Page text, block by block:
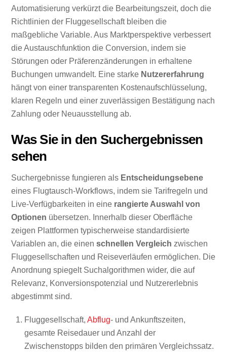
Automatisierung verkürzt die Bearbeitungszeit, doch die
Richtlinien der Fluggesellschaft bleiben die
maßgebliche Variable. Aus Marktperspektive verbessert
die Austauschfunktion die Conversion, indem sie
Störungen oder Präferenzänderungen in erhaltene
Buchungen umwandelt. Eine starke Nutzererfahrung
hängt von einer transparenten Kostenaufschlüsselung,
klaren Regeln und einer zuverlässigen Bestätigung nach
Zahlung oder Neuausstellung ab.
Was Sie in den Suchergebnissen
sehen
Suchergebnisse fungieren als Entscheidungsebene
eines Flugtausch-Workflows, indem sie Tarifregeln und
Live-Verfügbarkeiten in eine rangierte Auswahl von
Optionen übersetzen. Innerhalb dieser Oberfläche
zeigen Plattformen typischerweise standardisierte
Variablen an, die einenschnellen Vergleich zwischen
Fluggesellschaften und Reiseverläufen ermöglichen. Die
Anordnung spiegelt Suchalgorithmen wider, die auf
Relevanz, Konversionspotenzial und Nutzererlebnis
abgestimmt sind.
Fluggesellschaft, Abflug- und Ankunftszeiten,
gesamte Reisedauer und Anzahl der
Zwischenstopps bilden den primären Vergleichssatz.